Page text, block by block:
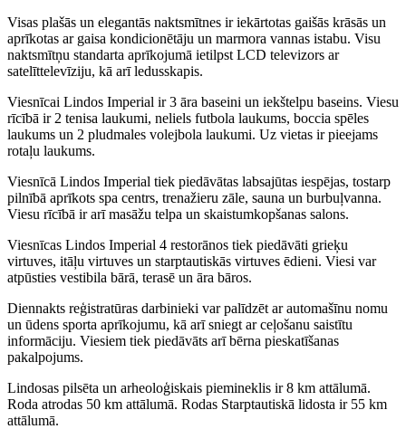
Visas plašās un elegantās naktsmītnes ir iekārtotas gaišās krāsās un
aprīkotas ar gaisa kondicionētāju un marmora vannas istabu. Visu
naktsmītņu standarta aprīkojumā ietilpst LCD televizors ar
satelīttelevīziju, kā arī ledusskapis.
Viesnīcai Lindos Imperial ir 3 āra baseini un iekštelpu baseins. Viesu
rīcībā ir 2 tenisa laukumi, neliels futbola laukums, boccia spēles
laukums un 2 pludmales volejbola laukumi. Uz vietas ir pieejams
rotaļu laukums.
Viesnīcā Lindos Imperial tiek piedāvātas labsajūtas iespējas, tostarp
pilnībā aprīkots spa centrs, trenažieru zāle, sauna un burbuļvanna.
Viesu rīcībā ir arī masāžu telpa un skaistumkopšanas salons.
Viesnīcas Lindos Imperial 4 restorānos tiek piedāvāti grieķu
virtuves, itāļu virtuves un starptautiskās virtuves ēdieni. Viesi var
atpūsties vestibila bārā, terasē un āra bāros.
Diennakts reģistratūras darbinieki var palīdzēt ar automašīnu nomu
un ūdens sporta aprīkojumu, kā arī sniegt ar ceļošanu saistītu
informāciju. Viesiem tiek piedāvāts arī bērna pieskatīšanas
pakalpojums.
Lindosas pilsēta un arheoloģiskais piemineklis ir 8 km attālumā.
Roda atrodas 50 km attālumā. Rodas Starptautiskā lidosta ir 55 km
attālumā.